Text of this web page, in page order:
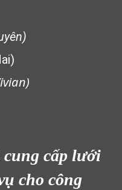
cung cấp lưới
cho công